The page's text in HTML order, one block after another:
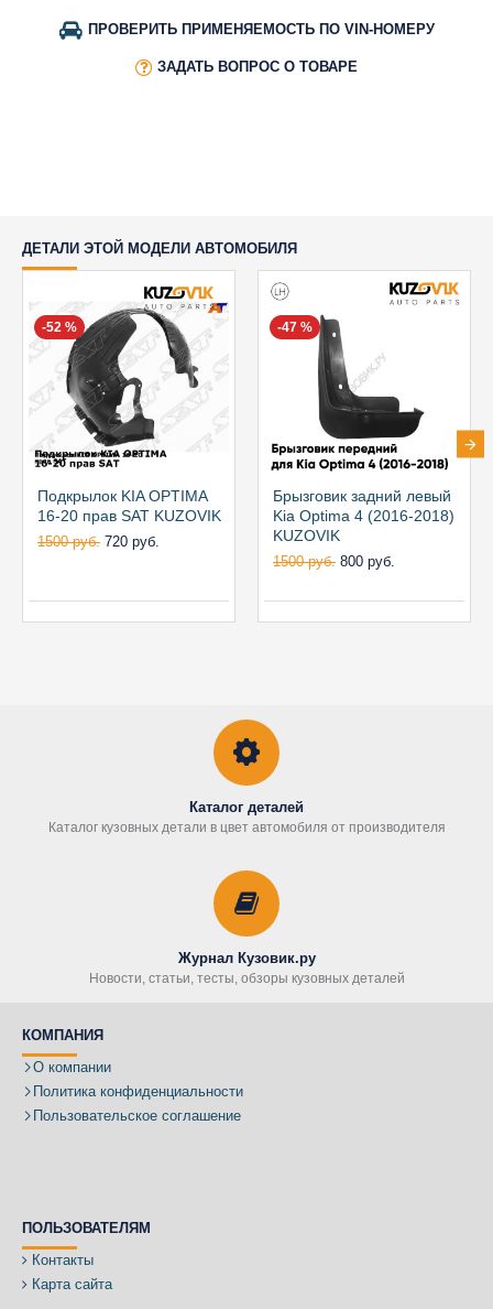
ПРОВЕРИТЬ ПРИМЕНЯЕМОСТЬ ПО VIN-НОМЕРУ
ЗАДАТЬ ВОПРОС О ТОВАРЕ
ДЕТАЛИ ЭТОЙ МОДЕЛИ АВТОМОБИЛЯ
-52 %
Подкрылок KIA OPTIMA
16-20 прав SAT KUZOVIK
1500 руб. 720 руб.
-47 %
Брызговик задний левый
Kia Optima 4 (2016-2018)
KUZOVIK
1500 руб. 800 руб.
Каталог деталей
Каталог кузовных детали в цвет автомобиля от производителя
Журнал Кузовик.ру
Новости, статьи, тесты, обзоры кузовных деталей
КОМПАНИЯ
О компании
Политика конфиденциальности
Пользовательское соглашение
ПОЛЬЗОВАТЕЛЯМ
Контакты
Карта сайта